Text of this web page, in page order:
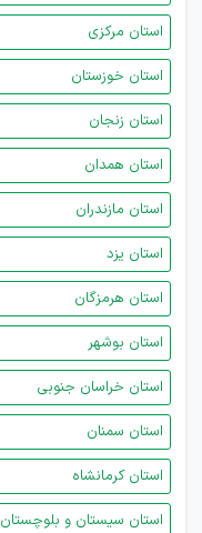
استان مرکزی
استان خوزستان
استان زنجان
استان همدان
استان مازندران
استان یزد
استان هرمزگان
استان بوشهر
استان خراسان جنوبی
استان سمنان
استان کرمانشاه
استان سیستان و بلوچستان